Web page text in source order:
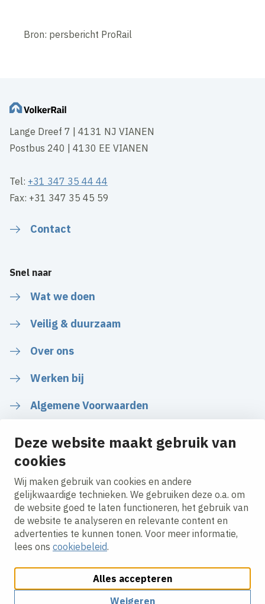
Deze website maakt gebruik van
cookies
Wij maken gebruik van cookies en andere
gelijkwaardige technieken. We gebruiken deze o.a. om
de website goed te laten functioneren, het gebruik van
de website te analyseren en relevante content en
advertenties te kunnen tonen. Voor meer informatie,
lees ons cookiebeleid.
Alles accepteren
Weigeren
Bron: persbericht ProRail
Lange Dreef 7 | 4131 NJ VIANEN
Postbus 240 | 4130 EE VIANEN
Tel: +31 347 35 44 44
Fax: +31 347 35 45 59
Contact
Snel naar
Wat we doen
Veilig & duurzaam
Over ons
Werken bij
Algemene Voorwaarden
LinkedInInstagramFacebookYouTube
Cookies aanpassenCookie beleidPrivacy policy